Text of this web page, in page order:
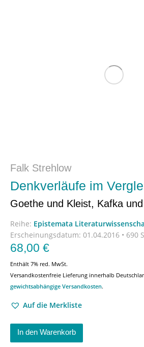
Falk Strehlow
Denkverläufe im
Goethe und Kleist, Kafka
Reihe: Epistemata
Erscheinungsdatum: 01.04.2016 • 690
68,00 €
Enthält 7% red. MwSt.
Versandkostenfreie Lieferung innerhalb
gewichtsabhängige Versandkosten.
Auf die Merkliste
In den Warenkorb